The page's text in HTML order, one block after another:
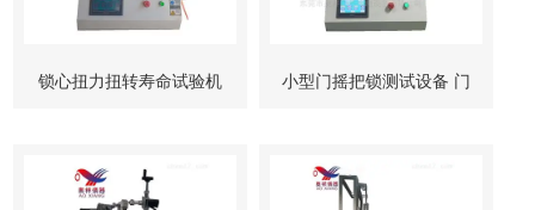
锁心扭力扭转寿命试验机 小型门摇把锁测试设备 门